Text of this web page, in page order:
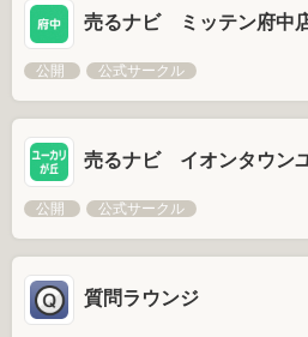
売るナビ ミッテン府中
公開 公式サークル
売るナビ イオンタウン
公開 公式サークル
質問ラウンジ